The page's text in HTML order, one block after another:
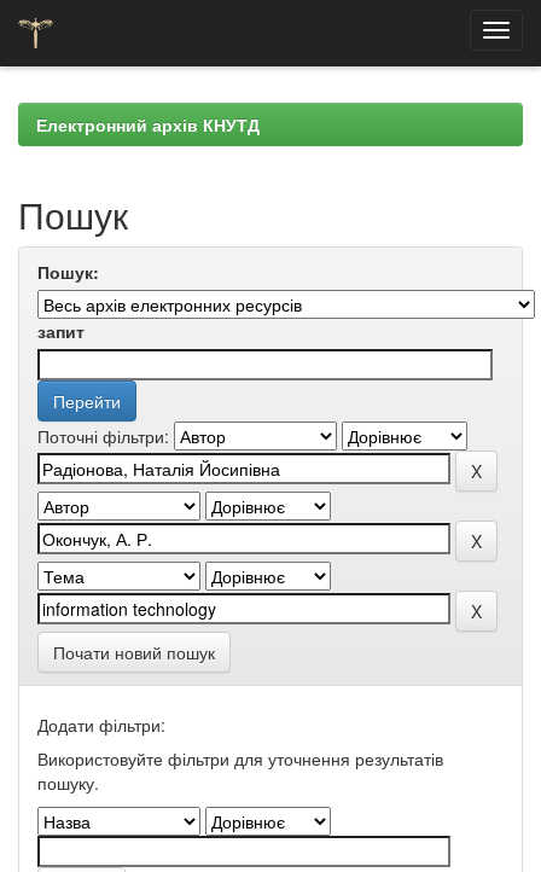
navigationЕлектронний архів КНУТД
Пошук
Пошук:
запит
Поточні фільтри:
Почати новий пошук
Додати фільтри:
Використовуйте фільтри для уточнення результатів
пошуку.